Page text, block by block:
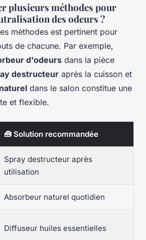
plusieurs méthodes pour
des odeurs ?
méthodes est pertinent pour
de chacune. Par exemple,
d'odeurs dans la pièce
destructeur après la cuisson et
dans le salon constitue une
et flexible.
🧰 Solution recommandée
Spray destructeur après
utilisation
Absorbeur naturel quotidien
Diffuseur huiles essentielles